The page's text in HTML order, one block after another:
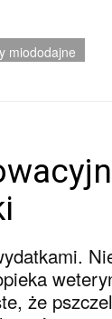
miododajne
że